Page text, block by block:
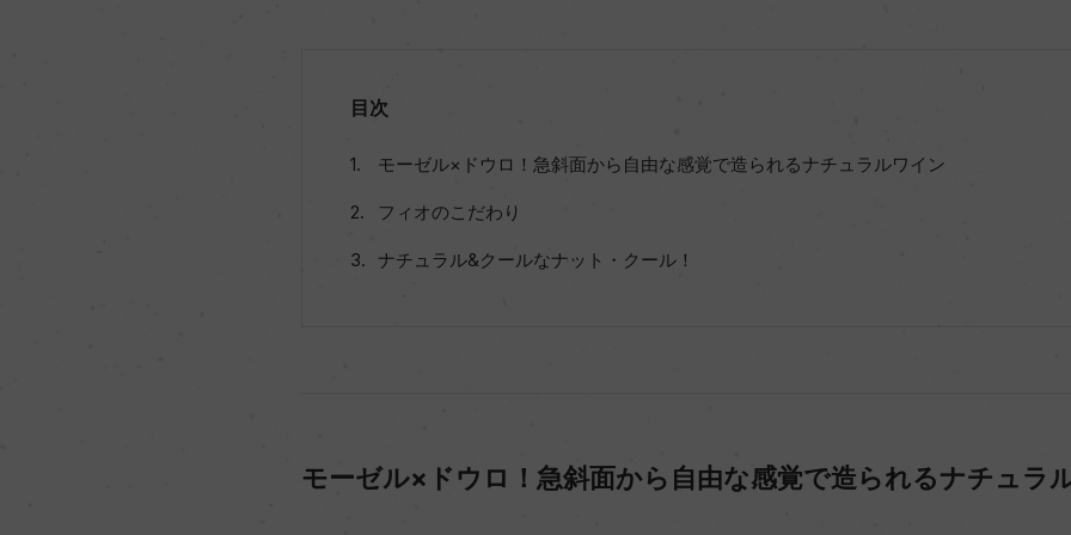
目次
モーゼル×ドウロ！急斜面から自由な感覚で造られるナチュラルワイン
フィオのこだわり
ナチュラル&クールなナット・クール！
モーゼル×ドウロ！急斜面から自由な感覚で造られるナチュラ